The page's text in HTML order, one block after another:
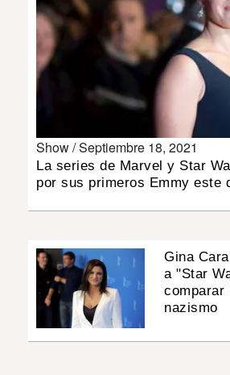
IMPRESO
Show /Septiembre 18, 2021
La series de Marvel y Star
por sus primeros Emmy este
Gina
a "Star
comparar
nazismo